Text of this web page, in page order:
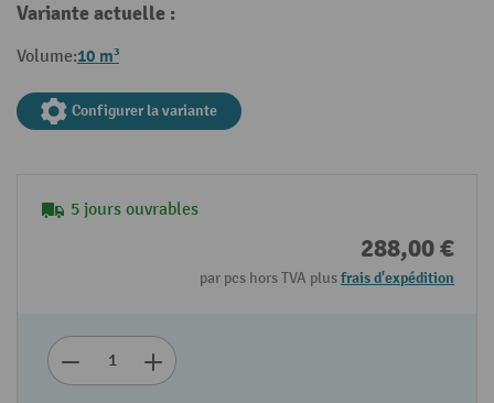
Variante actuelle :
Volume:10 m³
Configurer la variante
5 jours ouvrables
288,00 €
par pcs hors TVA plusfrais d'expédition